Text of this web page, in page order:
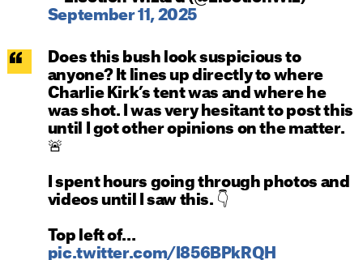
September 11, 2025
Does this bush look suspicious to
anyone? It lines up directly to where
Charlie Kirk’s tent was and where he
was shot. I was very hesitant to post this
until I got other opinions on the matter.
🚨
I spent hours going through photos and
videos until I saw this. 👇
Top left of…
pic.twitter.com/I856BPkRQH